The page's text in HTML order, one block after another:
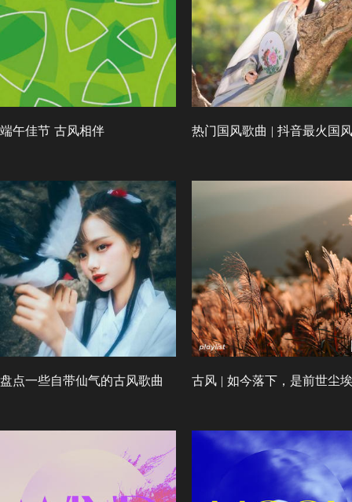
端午佳节 古风相伴
盘点一些自带仙气的古风歌曲 古风 | 如今落下，是前世尘埃